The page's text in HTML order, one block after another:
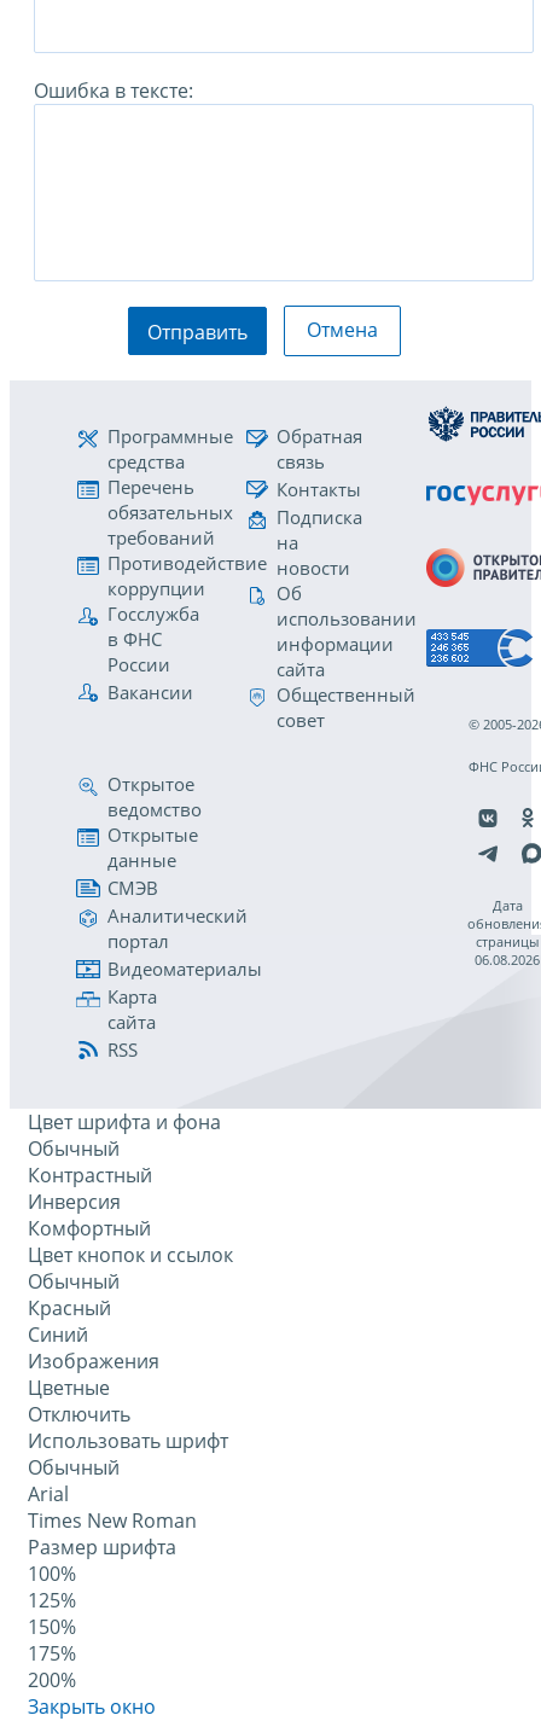
Ошибка в тексте:
Отправить Отмена
Программные
средства
Перечень
обязательных
требований
Противодействие
коррупции
Госслужба
в ФНС
России
Вакансии
Обратная
связь
Контакты
Подписка
на
новости
Об
использовании
информации
сайта
Общественный
совет
Открытое
ведомство
Открытые
данные
СМЭВ
Аналитический
портал
Видеоматериалы
Карта
сайта
RSS
© 2005-
ФНС
Дата
страницы
06.08.2026
Цвет шрифта и фона
Обычный
Контрастный
Инверсия
Комфортный
Цвет кнопок и ссылок
Обычный
Красный
Синий
Изображения
Цветные
Отключить
Использовать шрифт
Обычный
Arial
Times New Roman
Размер шрифта
100%
125%
150%
175%
200%
Закрыть окно